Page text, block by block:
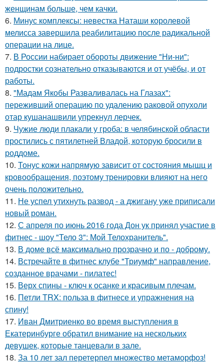
женщинам больше, чем качки.
6. Минус комплексы: невестка Наташи королевой
мелисса завершила реабилитацию после радикальной
операции на лице.
7. В России набирает обороты движение "Ни-ни":
подростки сознательно отказываются и от учёбы, и от
работы.
8. "Мадам Якобы Разваливалась на Глазах":
переживший операцию по удалению раковой опухоли
отар кушанашвили упрекнул лерчек.
9. Чужие люди плакали у гроба: в челябинской области
простились с пятилетней Владой, которую бросили в
роддоме.
10. Тонус кожи напрямую зависит от состояния мышц и
кровообращения, поэтому тренировки влияют на него
очень положительно.
11. Не успел утихнуть развод - а джигану уже приписали
новый роман.
12. С апреля по июнь 2016 года Дон ук принял участие в
фитнес - шоу "Тело 3": Мой Телохранитель".
13. В доме всё максимально прозрачно и по - доброму.
14. Встречайте в фитнес клубе "Триумф" направление,
созданное врачами - пилатес!
15. Верх спины - ключ к осанке и красивым плечам.
16. Петли TRX: польза в фитнесе и упражнения на
спину!
17. Иван Дмитриенко во время выступления в
Екатеринбурге обратил внимание на нескольких
девушек, которые танцевали в зале.
18. За 10 лет зал перетерпел множество метаморфоз!